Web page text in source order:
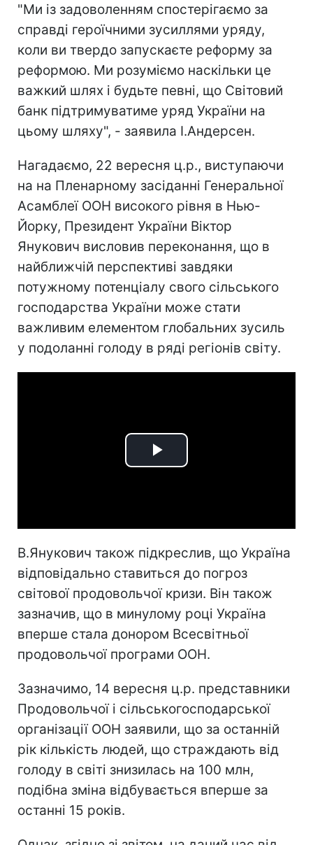
"Ми із задоволенням спостерігаємо за
справді героїчними зусиллями уряду,
коли ви твердо запускаєте реформу за
реформою. Ми розуміємо наскільки це
важкий шлях і будьте певні, що Світовий
банк підтримуватиме уряд України на
цьому шляху", - заявила І.Андерсен.
Нагадаємо, 22 вересня ц.р., виступаючи
на на Пленарному засіданні Генеральної
Асамблеї ООН високого рівня в Нью-
Йорку, Президент України Віктор
Янукович висловив переконання, що в
найближчій перспективі завдяки
потужному потенціалу свого сільського
господарства України може стати
важливим елементом глобальних зусиль
у подоланні голоду в ряді регіонів світу.
Play
В.Янукович також підкреслив, що Україна
відповідально ставиться до погроз
світової продовольчої кризи. Він також
зазначив, що в минулому році Україна
вперше стала донором Всесвітньої
продовольчої програми ООН.
Зазначимо, 14 вересня ц.р. представники
Продовольчої і сільськогосподарської
організації ООН заявили, що за останній
рік кількість людей, що страждають від
голоду в світі знизилась на 100 млн,
подібна зміна відбувається вперше за
останні 15 років.